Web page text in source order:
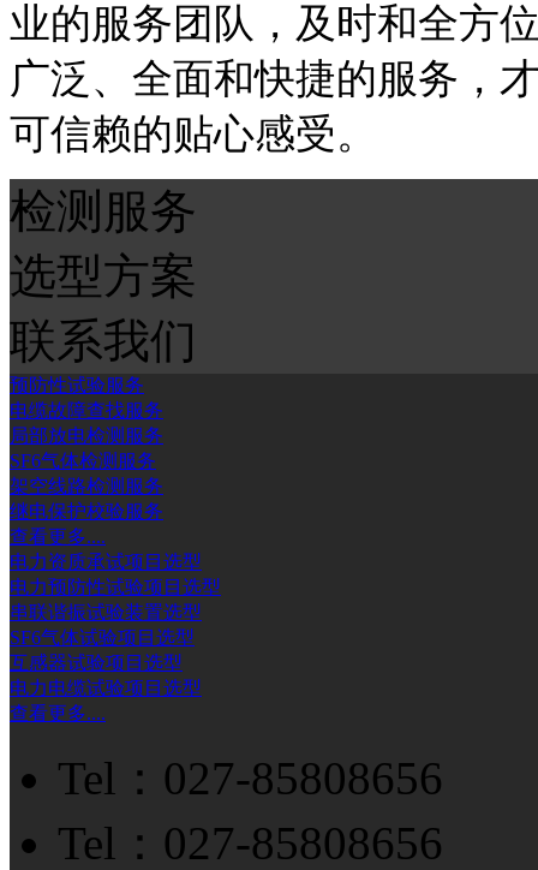
业的服务团队，及时和全方
广泛、全面和快捷的服务，
可信赖的贴心感受。
检测服务
选型方案
联系我们
预防性试验服务
电缆故障查找服务
局部放电检测服务
SF6气体检测服务
架空线路检测服务
继电保护校验服务
查看更多....
电力资质承试项目选型
电力预防性试验项目选型
串联谐振试验装置选型
SF6气体试验项目选型
互感器试验项目选型
电力电缆试验项目选型
查看更多....
Tel：027-85808656
Tel：027-85808656